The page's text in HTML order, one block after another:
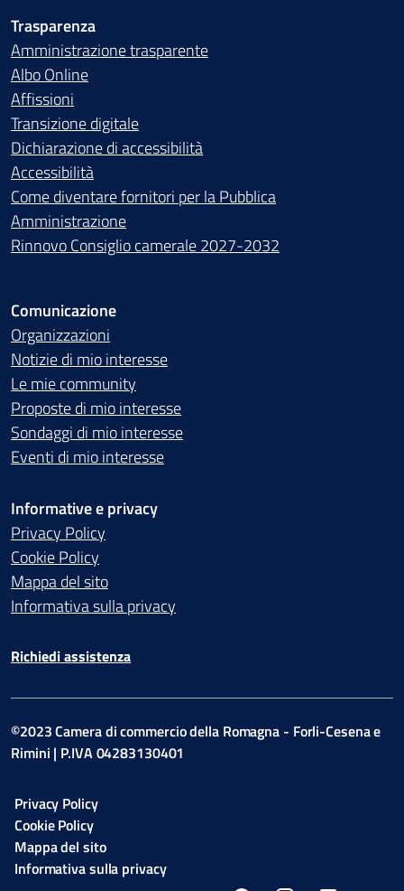
Trasparenza
Amministrazione trasparente
Albo Online
Affissioni
Transizione digitale
Dichiarazione di accessibilità
Accessibilità
Come diventare fornitori per la Pubblica
Amministrazione
Rinnovo Consiglio camerale 2027-2032
Comunicazione
Organizzazioni
Notizie di mio interesse
Le mie community
Proposte di mio interesse
Sondaggi di mio interesse
Eventi di mio interesse
Informative e privacy
Privacy Policy
Cookie Policy
Mappa del sito
Informativa sulla privacy
Richiedi assistenza
©2023 Camera di commercio della Romagna - Forli-Cesena e
Rimini | P.IVA 04283130401
Privacy Policy
Cookie Policy
Mappa del sito
Informativa sulla privacy